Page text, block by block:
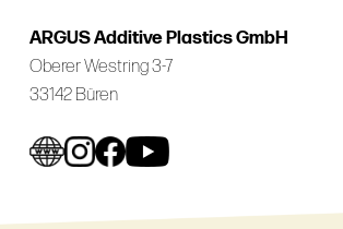
ARGUS Additive Plastics GmbH
Oberer Westring 3-7
33142 Büren